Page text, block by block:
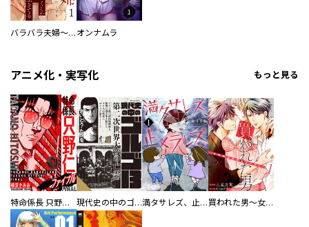
バラバラ夫婦～手足をなくした夫はまだ生きてる オンナムラ
アニメ化・実写化 もっと見る
特命係長 只野仁ファイナル 愛蔵版 現代史の中のゴルゴ13 満タサレズ、止メラレズ 買われた男～女性限定快感セラピスト～【描き下ろしおまけ付き特装版】